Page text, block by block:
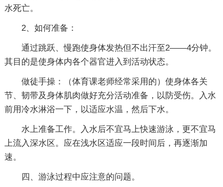
水死亡。
2、如何准备：
通过跳跃、慢跑使身体发热但不出汗至2——4分钟。
其目的是使身体内各个器官进入到活动状态。
做徒手操：（体育课老师经常采用的）使身体各关
节、韧带及身体肌肉做好充分活动准备，以防受伤。入水
前用冷水淋浴一下，以适应水温，然后下水。
水上准备工作。入水后不宜马上快速游泳，更不宜马
上流入深水区。应在浅水区适应一段时间后，再逐渐加
速。
四、游泳过程中应注意的问题。